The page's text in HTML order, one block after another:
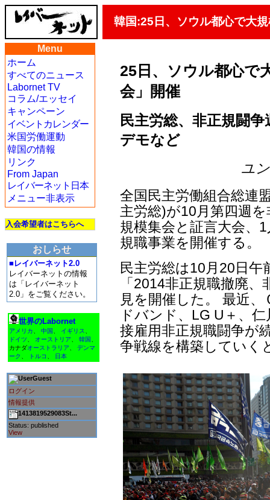
韓国:25日、ソウル都心で大
Menu
ホーム
すべてのニュース
Labornet TV
コラム/エッセイ
キャンペーン
イベントカレンダー
米国労働運動
韓国の情報
リンク
From Japan
レイバーネット日本
メニュー非表示
入会希望者はこちらへ
おしらせ
■レイバーネット2.0
レイバーネットの情報
は「レイバーネット
2.0」をご覧ください。
世界のLabornet
アメリカ 中国 イギリス
ドイツ
オーストリア 韓国
カナダオーストラリア
デンマ
ーク
トルコ 日本
Guest
ログイン
情報提供
1413819529083St...
Status: published
View
25日、ソウル都心で
会」開催
民主労総、非正規闘
デモなど
ユ
全国民主労働組合総連
主労総)が10月第四週
規模集会と証言大会、
規職事業を開催する。
民主労総は10月20日午
「2014非正規職撤廃
見を開催した。 最近
ドバンド、LG U＋、
接雇用非正規職闘争が
争戦線を構築していく